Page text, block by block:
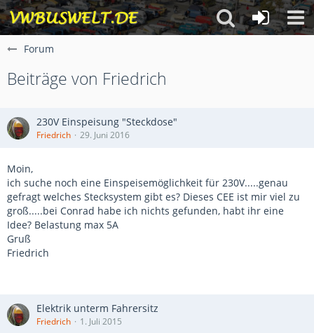
Forum
Beiträge von Friedrich
230V Einspeisung "Steckdose"
Friedrich 29. Juni 2016
Moin,
ich suche noch eine Einspeisemöglichkeit für 230V.....genau
gefragt welches Stecksystem gibt es? Dieses CEE ist mir viel zu
groß.....bei Conrad habe ich nichts gefunden, habt ihr eine
Idee? Belastung max 5A
Gruß
Friedrich
Elektrik unterm Fahrersitz
Friedrich 1. Juli 2015